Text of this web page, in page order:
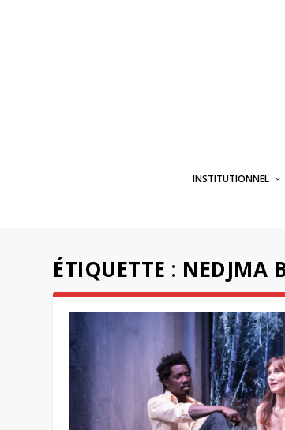
INSTITUTIONNEL
ÉTIQUETTE : NEDJMA